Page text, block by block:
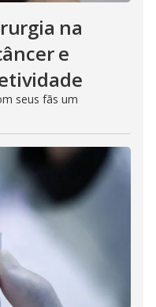
na
e
seus fãs um